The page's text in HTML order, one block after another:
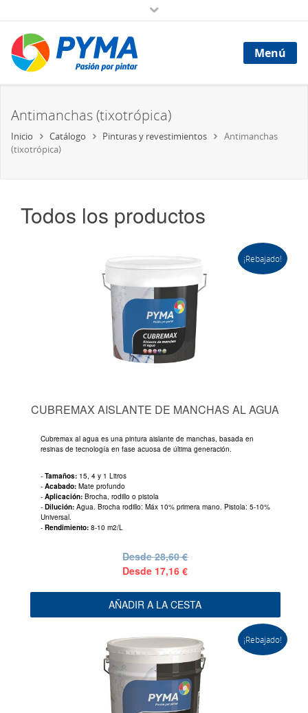
Menú
Antimanchas (tixotrópica)
Inicio Catálogo Pinturas y revestimientos
Antimanchas
(tixotrópica)
Todos los productos
¡Rebajado!
CUBREMAX AISLANTE DE MANCHAS AL AGUA
Cubremax al agua es una pintura aislante de manchas, basada en
resinas de tecnología en fase acuosa de última generación.
- Tamaños: 15, 4 y 1 Litros
- Acabado: Mate profundo
- Aplicación: Brocha, rodillo o pistola
- Dilución: Agua. Brocha rodillo: Máx 10% primera mano. Pistola: 5-10%
Universal.
- Rendimiento: 8-10 m2/L
Desde28,60 €
Desde 17,16 €
AÑADIR A LA CESTA
¡Rebajado!